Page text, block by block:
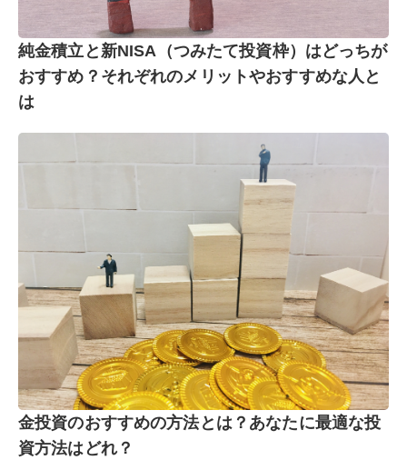
純金積立と新NISA（つみたて投資枠）はどっちが
おすすめ？それぞれのメリットやおすすめな人と
は
金投資のおすすめの方法とは？あなたに最適な投
資方法はどれ？